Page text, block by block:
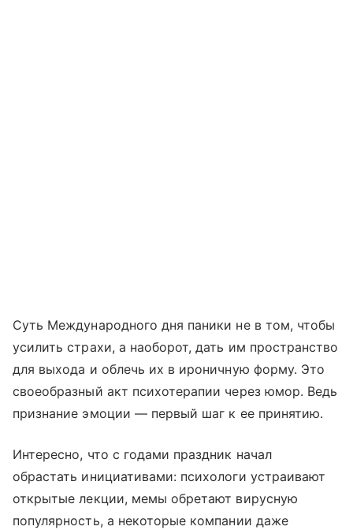
Суть Международного дня паники не в том, чтобы
усилить страхи, а наоборот, дать им пространство
для выхода и облечь их в ироничную форму. Это
своеобразный акт психотерапии через юмор. Ведь
признание эмоции — первый шаг к ее принятию.
Интересно, что с годами праздник начал
обрастать инициативами: психологи устраивают
открытые лекции, мемы обретают вирусную
популярность, а некоторые компании даже